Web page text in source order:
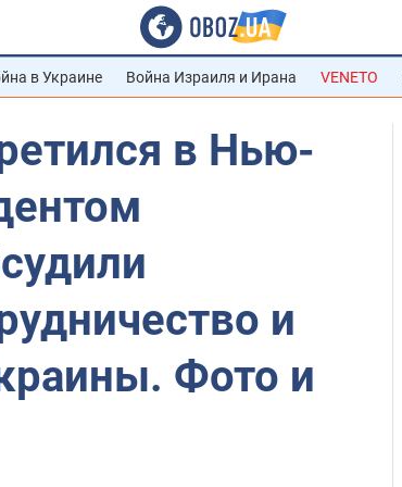
в Украине Война Израиля и Ирана VENETO
в Нью-
и
Фото и